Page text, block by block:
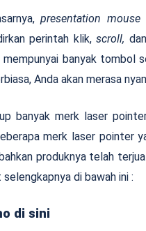
presentation mouse
perintah klik,scroll,
mempunyai banyak tombol
Anda akan merasa
banyak merk laser
merk laser pointer
produknya telah
di bawah ini :
di sini